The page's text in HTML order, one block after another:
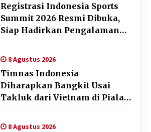
Registrasi Indonesia Sports
Summit 2026 Resmi Dibuka,
Siap Hadirkan Pengalaman
8 Agustus 2026
Timnas Indonesia
Diharapkan Bangkit Usai
Takluk dari Vietnam di Piala
8 Agustus 2026